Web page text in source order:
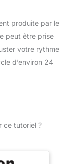
produite par le
peut être prise
votre rythme
d’environ 24
ce tutoriel ?